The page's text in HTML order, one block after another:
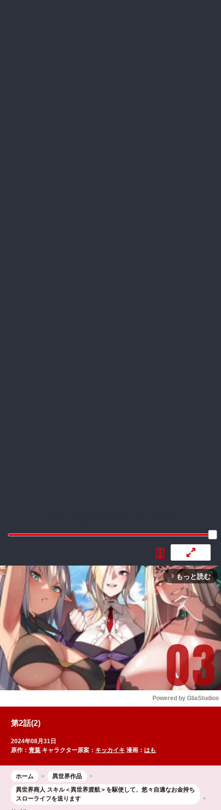
arrow_forward_ios もっと読む
Powered by GliaStudios
第2話(2)
2024年08月31日
原作：青葉 キャラクター原案： キッカイキ 漫画：はも
ホーム
異世界作品
異世界商人 スキル＜異世界渡航＞を駆使して、悠々自適なお金持ち
スローライフを送ります